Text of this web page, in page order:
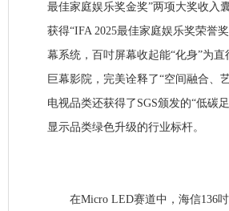
最佳家庭娱乐奖金奖”两项大奖收入
获得“IFA 2025最佳家庭娱乐奖荣誉
幕系统，百吋屏幕收起能“化身”为
巨幕影院，完美诠释了“空间融合、
电视品类还获得了SGS颁发的“低碳
显示品类绿色升级的行业标杆。
在Micro LED赛道中，海信136吋